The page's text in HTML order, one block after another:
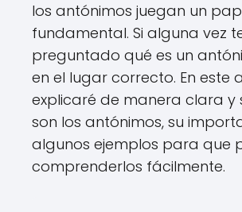
los antónimos juegan un
fundamental. Si alguna vez
preguntado qué es un
en el lugar correcto. En este
explicaré de manera clara y
son los antónimos, su
algunos ejemplos para que
comprenderlos fácilmente.